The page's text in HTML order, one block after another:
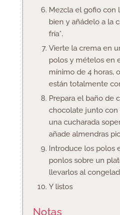
Mezcla el gofio con
bien y añádelo a la
fría*.
Vierte la crema en
polos y mételos en
mínimo de 4 horas,
están totalmente
Prepara el baño de
chocolate junto
una cucharada
añade almendras
Introduce los polos
ponlos sobre un
llevarlos al
Y listos
Notas